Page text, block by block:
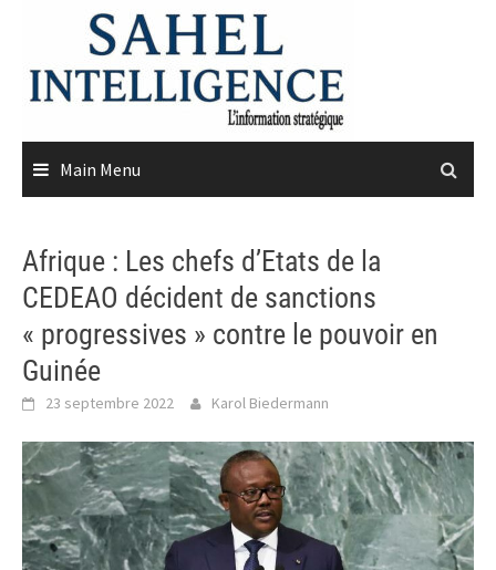
content
Main Menu
Afrique : Les chefs d’Etats de la
CEDEAO décident de sanctions
« progressives » contre le pouvoir en
Guinée
23 septembre 2022 Karol Biedermann